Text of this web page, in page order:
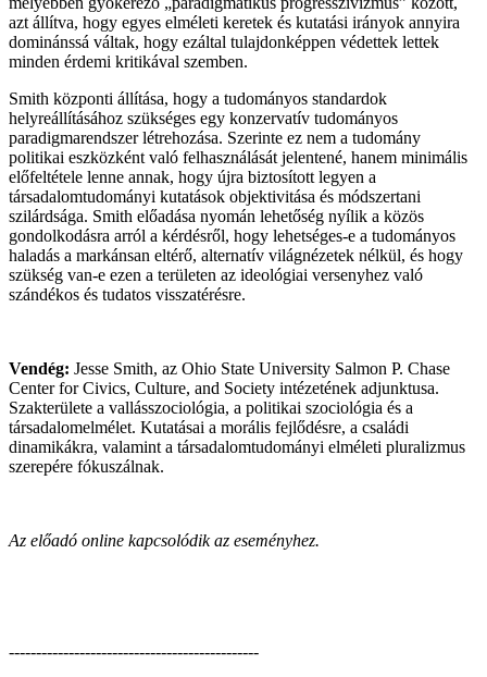
azt állítva, hogy egyes elméleti keretek és kutatási irányok annyira
dominánssá váltak, hogy ezáltal tulajdonképpen védettek lettek
minden érdemi kritikával szemben.
Smith központi állítása, hogy a tudományos standardok
helyreállításához szükséges egy konzervatív tudományos
paradigmarendszer létrehozása. Szerinte ez nem a tudomány
politikai eszközként való felhasználását jelentené, hanem minimális
előfeltétele lenne annak, hogy újra biztosított legyen a
társadalomtudományi kutatások objektivitása és módszertani
szilárdsága. Smith előadása nyomán lehetőség nyílik a közös
gondolkodásra arról a kérdésről, hogy lehetséges-e a tudományos
haladás a markánsan eltérő, alternatív világnézetek nélkül, és hogy
szükség van-e ezen a területen az ideológiai versenyhez való
szándékos és tudatos visszatérésre.
Vendég: Jesse Smith, az Ohio State University Salmon P. Chase
Center for Civics, Culture, and Society intézetének adjunktusa.
Szakterülete a vallásszociológia, a politikai szociológia és a
társadalomelmélet. Kutatásai a morális fejlődésre, a családi
dinamikákra, valamint a társadalomtudományi elméleti pluralizmus
szerepére fókuszálnak.
Az előadó online kapcsolódik az eseményhez.
----------------------------------------------